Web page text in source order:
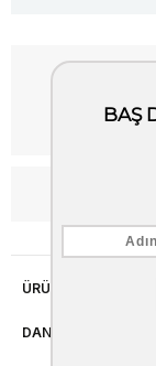
Kargo
ÜRÜN ÖZELLIKLERI
DANIŞMA HATTI